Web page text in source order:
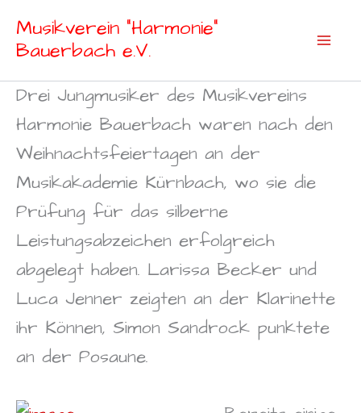
Inhalt
Musikverein "Harmonie"
Bauerbach e.V.
Drei Jungmusiker des Musikvereins
Harmonie Bauerbach waren nach den
Weihnachtsfeiertagen an der
Musikakademie Kürnbach, wo sie die
Prüfung für das silberne
Leistungsabzeichen erfolgreich
abgelegt haben. Larissa Becker und
Luca Jenner zeigten an der Klarinette
ihr Können, Simon Sandrock punktete
an der Posaune.